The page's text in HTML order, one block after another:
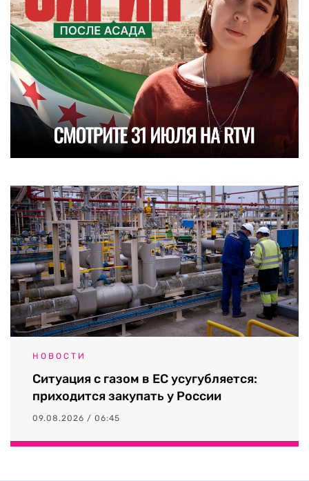
НОВОСТИ
Ситуация с газом в ЕС усугубляется:
приходится закупать у России
09.08.2026 / 06:45